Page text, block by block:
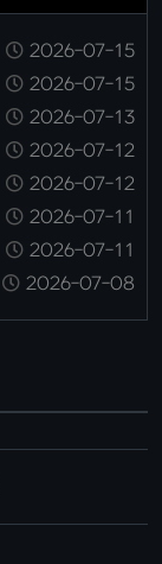
2026-07-15
2026-07-15
2026-07-13
2026-07-12
2026-07-12
2026-07-11
2026-07-11
2026-07-08